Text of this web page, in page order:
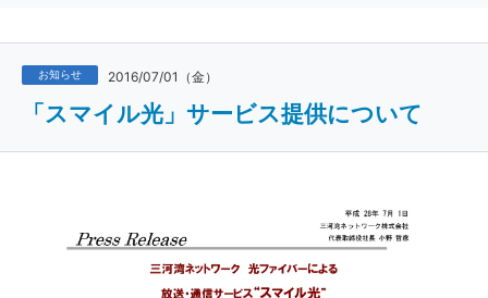
お知らせ 2016/07/01（金）
「スマイル光」サービス提供について